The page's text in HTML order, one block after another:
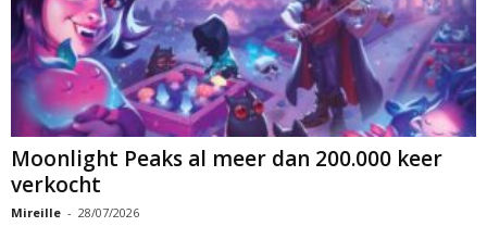
Moonlight Peaks al meer dan 200.000 keer
verkocht
Mireille - 28/07/2026